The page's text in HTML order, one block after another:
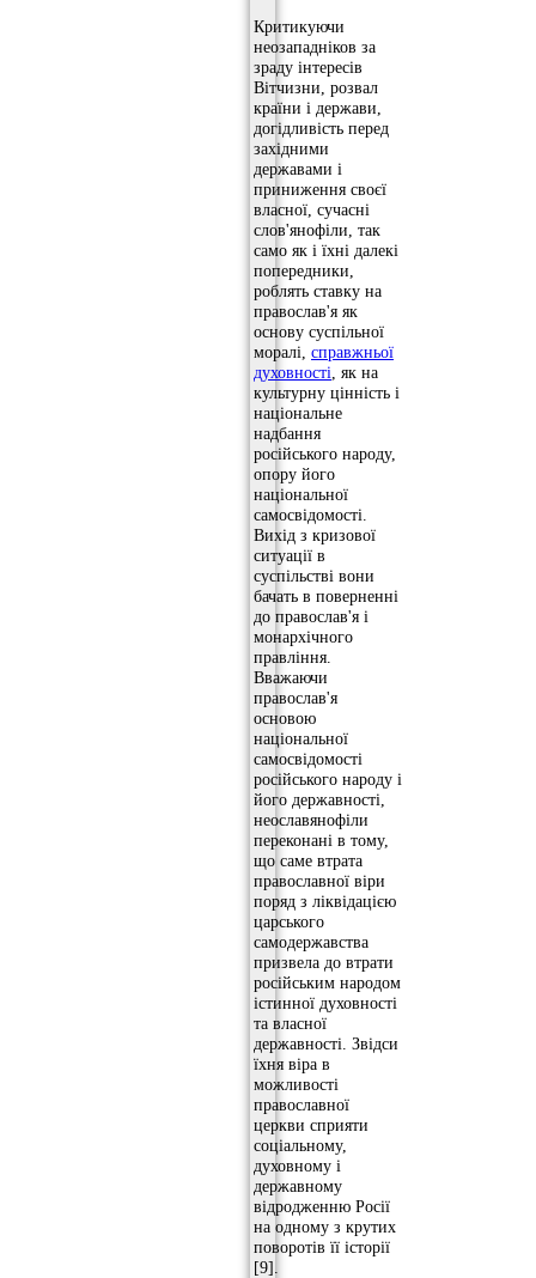
Критикуючи
неозападніков за
зраду інтересів
Вітчизни, розвал
країни і держави,
догідливість перед
західними
державами і
приниження своєї
власної, сучасні
слов'янофіли, так
само як і їхні далекі
попередники,
роблять ставку на
православ'я як
основу суспільної
моралі, справжньої
духовності , як на
культурну цінність і
національне
надбання
російського народу,
опору його
національної
самосвідомості.
Вихід з кризової
ситуації в
суспільстві вони
бачать в поверненні
до православ'я і
монархічного
правління.
Вважаючи
православ'я
основою
національної
самосвідомості
російського народу і
його державності,
неославянофіли
переконані в тому,
що саме втрата
православної віри
поряд з ліквідацією
царського
самодержавства
призвела до втрати
російським народом
істинної духовності
та власної
державності. Звідси
їхня віра в
можливості
православної
церкви сприяти
соціальному,
духовному і
державному
відродженню Росії
на одному з крутих
поворотів її історії
[9].